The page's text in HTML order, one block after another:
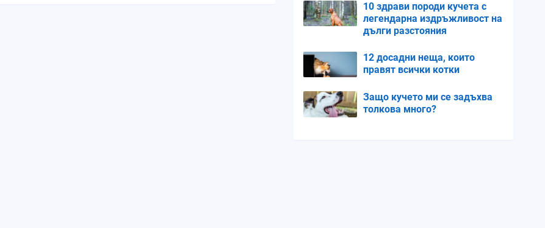
10 здрави породи кучета с
легендарна издръжливост на
дълги разстояния
12 досадни неща, които
правят всички котки
Защо кучето ми се задъхва
толкова много?